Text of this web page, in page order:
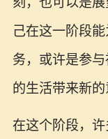
己在这一阶段
务，或许是参
的生活带来新的
在这个阶段，